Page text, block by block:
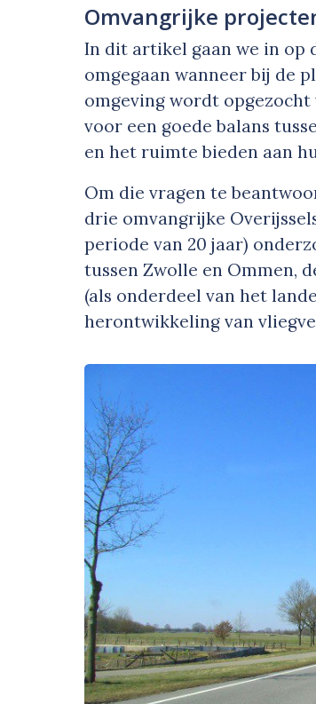
Omvangrijke
In dit artikel gaan we in op
omgegaan wanneer bij de
omgeving wordt
voor een goede balans
en het ruimte bieden aan
Om die vragen te
drie omvangrijke
periode van 20 jaar)
tussen Zwolle en Ommen,
(als onderdeel van het
herontwikkeling van